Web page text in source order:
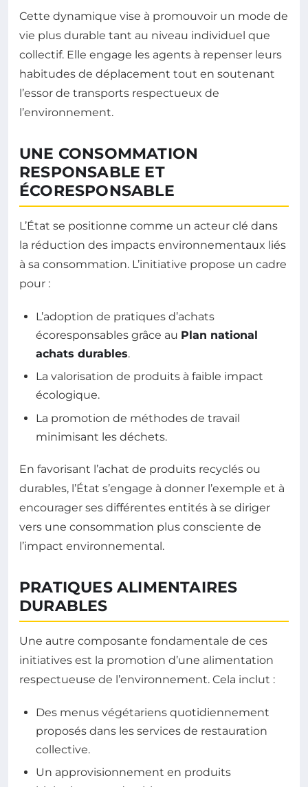
Cette dynamique vise à promouvoir un mode de
vie plus durable tant au niveau individuel que
collectif. Elle engage les agents à repenser leurs
habitudes de déplacement tout en soutenant
l’essor de transports respectueux de
l’environnement.
UNE CONSOMMATION
RESPONSABLE ET
ÉCORESPONSABLE
L’État se positionne comme un acteur clé dans
la réduction des impacts environnementaux liés
à sa consommation. L’initiative propose un cadre
pour :
L’adoption de pratiques d’achats
écoresponsables grâce au Plan national
achats durables.
La valorisation de produits à faible impact
écologique.
La promotion de méthodes de travail
minimisant les déchets.
En favorisant l’achat de produits recyclés ou
durables, l’État s’engage à donner l’exemple et à
encourager ses différentes entités à se diriger
vers une consommation plus consciente de
l’impact environnemental.
PRATIQUES ALIMENTAIRES
DURABLES
Une autre composante fondamentale de ces
initiatives est la promotion d’une alimentation
respectueuse de l’environnement. Cela inclut :
Des menus végétariens quotidiennement
proposés dans les services de restauration
collective.
Un approvisionnement en produits